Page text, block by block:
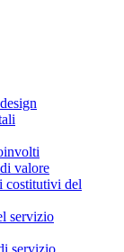
valore
costitutivi del
servizio
servizio